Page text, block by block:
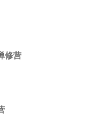
修营